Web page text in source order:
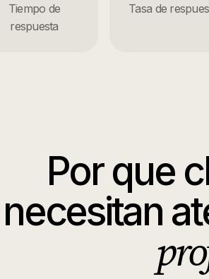
Tiempo de
respuesta
Tasa de
Por que
necesitan